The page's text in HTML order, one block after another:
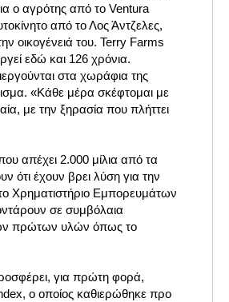
ο αγρότης από το Ventura
από το Λος Άντζελες,
οικογένειά του. Terry Farms
εδώ και 126 χρόνια.
στα χωράφια της
«Κάθε μέρα σκέφτομαι με
με την ξηρασία που πλήττει
απέχει 2.000 μίλια από τα
ότι έχουν βρει λύση για την
Χρηματιστήριο Εμπορευμάτων
σε συμβόλαια
πρώτων υλών όπως το
για πρώτη φορά,
ο οποίος καθιερώθηκε προ